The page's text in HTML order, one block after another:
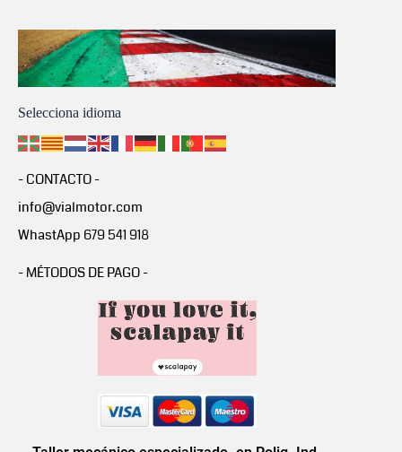
Selecciona idioma
- CONTACTO -
info@vialmotor.com
WhastApp 679 541 918
- MÉTODOS DE PAGO -